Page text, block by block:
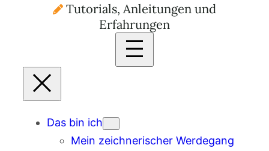
Tutorials, Anleitungen und
Erfahrungen
Das bin ich
Mein zeichnerischer Werdegang